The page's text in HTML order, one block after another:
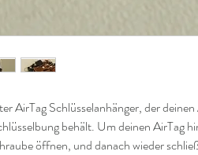
AirTag Schlüsselanhänger, der
behält. Um deinen AirTag
öffnen, und danach wieder